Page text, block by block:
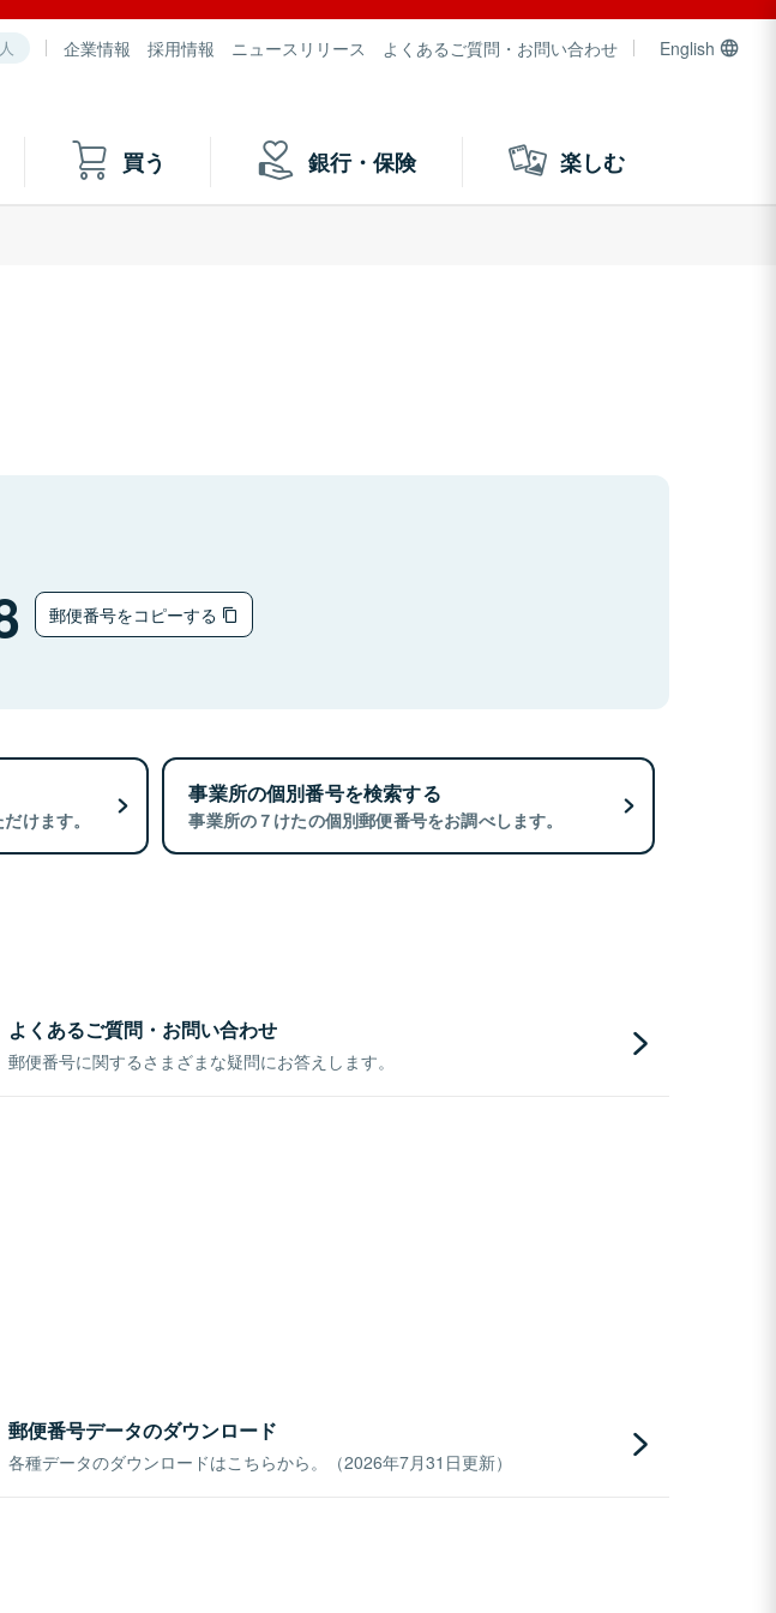
企業情報 採用情報 ニュースリリース よくあるご質問・お問い合わせ English
買う 銀行・保険 楽しむ
郵便番号をコピーする
けます。
事業所の個別番号を検索する
事業所の７けたの個別郵便番号をお調べします。
よくあるご質問・お問い合わせ
郵便番号に関するさまざまな疑問にお答えします。
郵便番号データのダウンロード
各種データのダウンロードはこちらから。（2026年7月31日更新）